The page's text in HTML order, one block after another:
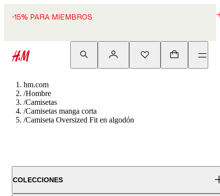
-15% PARA MIEMBROS
hm.com
/Hombre
/Camisetas
/Camisetas manga corta
/Camiseta Oversized Fit en algodón
COLECCIONES